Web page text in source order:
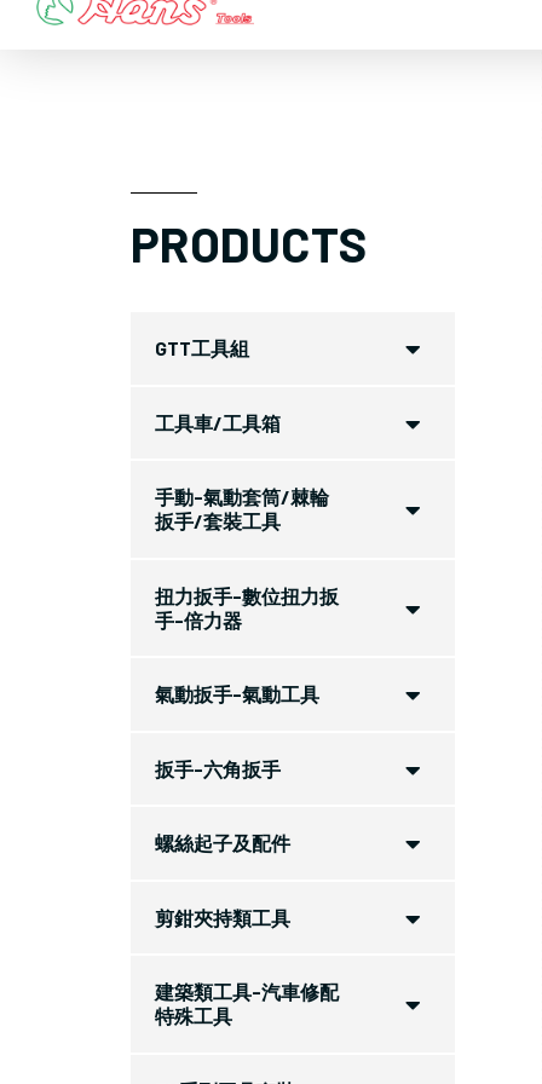
PRODUCTS
GTT工具組
工具車/工具箱
手動-氣動套筒/棘輪
扳手/套裝工具
扭力扳手-數位扭力扳
手-倍力器
氣動扳手-氣動工具
扳手-六角扳手
螺絲起子及配件
剪鉗夾持類工具
建築類工具-汽車修配
特殊工具